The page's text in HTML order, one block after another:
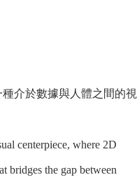
介於數據與人體之間的視
centerpiece, where 2D
bridges the gap between